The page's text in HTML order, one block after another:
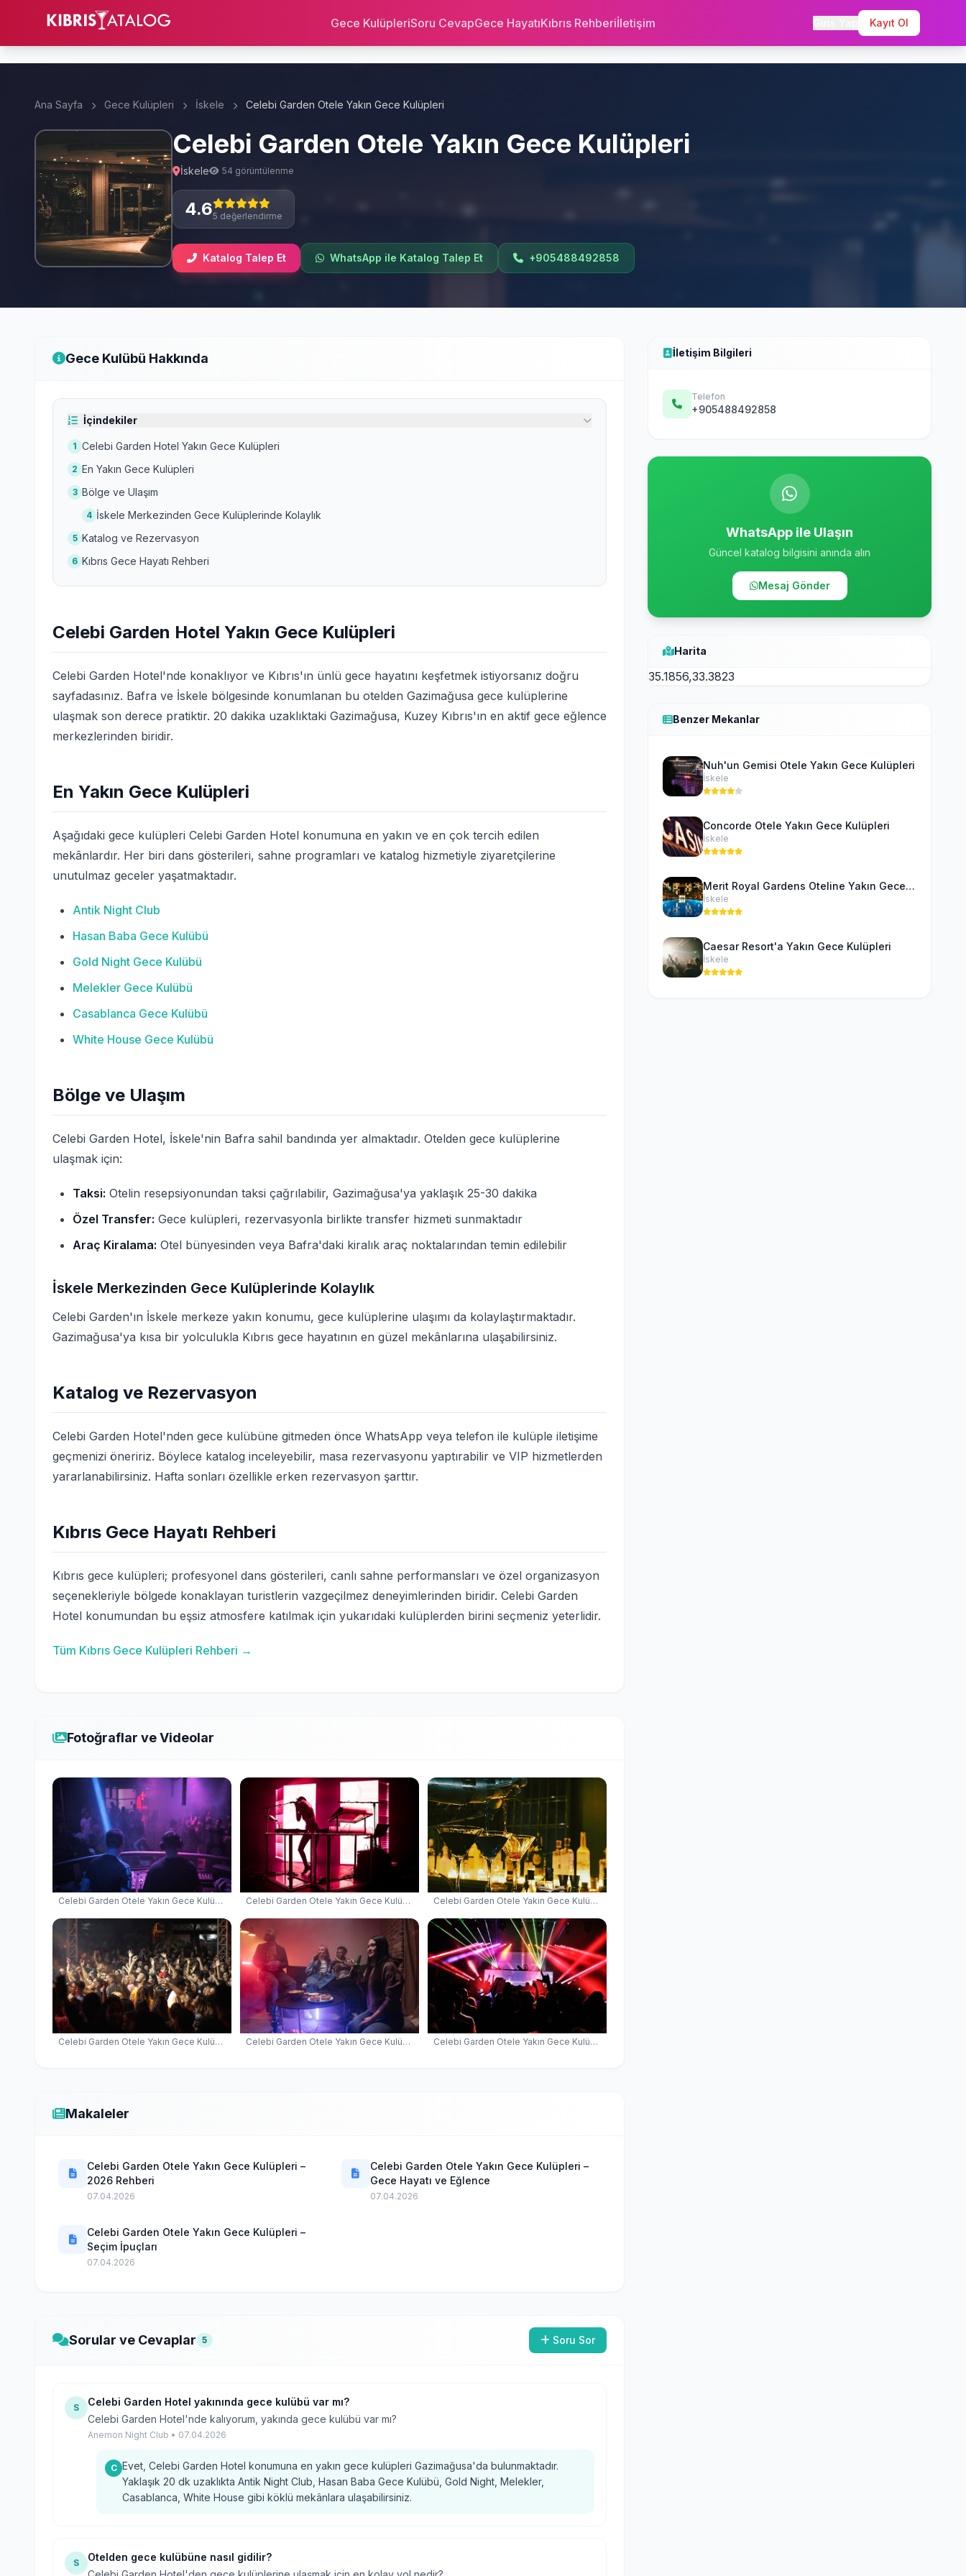
Gece KulüpleriSoru CevapGece HayatıKıbrıs Rehberiİletişim Kayıt Ol
Ana Sayfa Gece Kulüpleri İskele Celebi Garden Otele Yakın Gece Kulüpleri
Celebi Garden Otele Yakın Gece Kulüpleri
İskele 54 görüntülenme
4.65 değerlendirme
Katalog Talep Et WhatsApp ile Katalog Talep Et +905488492858
Gece Kulübü Hakkında
İçindekiler
1 Celebi Garden Hotel Yakın Gece Kulüpleri
2 En Yakın Gece Kulüpleri
3 Bölge ve Ulaşım
4 İskele Merkezinden Gece Kulüplerinde Kolaylık
5 Katalog ve Rezervasyon
6 Kıbrıs Gece Hayatı Rehberi
Celebi Garden Hotel Yakın Gece Kulüpleri
Celebi Garden Hotel'nde konaklıyor ve Kıbrıs'ın ünlü gece hayatını keşfetmek istiyorsanız doğru
sayfadasınız. Bafra ve İskele bölgesinde konumlanan bu otelden Gazimağusa gece kulüplerine
ulaşmak son derece pratiktir. 20 dakika uzaklıktaki Gazimağusa, Kuzey Kıbrıs'ın en aktif gece eğlence
merkezlerinden biridir.
En Yakın Gece Kulüpleri
Aşağıdaki gece kulüpleri Celebi Garden Hotel konumuna en yakın ve en çok tercih edilen
mekânlardır. Her biri dans gösterileri, sahne programları ve katalog hizmetiyle ziyaretçilerine
unutulmaz geceler yaşatmaktadır.
Antik Night Club
Hasan Baba Gece Kulübü
Gold Night Gece Kulübü
Melekler Gece Kulübü
Casablanca Gece Kulübü
White House Gece Kulübü
Bölge ve Ulaşım
Celebi Garden Hotel, İskele'nin Bafra sahil bandında yer almaktadır. Otelden gece kulüplerine
ulaşmak için:
Taksi: Otelin resepsiyonundan taksi çağrılabilir, Gazimağusa'ya yaklaşık 25-30 dakika
Özel Transfer: Gece kulüpleri, rezervasyonla birlikte transfer hizmeti sunmaktadır
Araç Kiralama: Otel bünyesinden veya Bafra'daki kiralık araç noktalarından temin edilebilir
İskele Merkezinden Gece Kulüplerinde Kolaylık
Celebi Garden'ın İskele merkeze yakın konumu, gece kulüplerine ulaşımı da kolaylaştırmaktadır.
Gazimağusa'ya kısa bir yolculukla Kıbrıs gece hayatının en güzel mekânlarına ulaşabilirsiniz.
Katalog ve Rezervasyon
Celebi Garden Hotel'nden gece kulübüne gitmeden önce WhatsApp veya telefon ile kulüple iletişime
geçmenizi öneririz. Böylece katalog inceleyebilir, masa rezervasyonu yaptırabilir ve VIP hizmetlerden
yararlanabilirsiniz. Hafta sonları özellikle erken rezervasyon şarttır.
Kıbrıs Gece Hayatı Rehberi
Kıbrıs gece kulüpleri; profesyonel dans gösterileri, canlı sahne performansları ve özel organizasyon
seçenekleriyle bölgede konaklayan turistlerin vazgeçilmez deneyimlerinden biridir. Celebi Garden
Hotel konumundan bu eşsiz atmosfere katılmak için yukarıdaki kulüplerden birini seçmeniz yeterlidir.
Tüm Kıbrıs Gece Kulüpleri Rehberi →
Fotoğraflar ve Videolar
Celebi Garden Otele Yakın Gece Kulüpleri — İskele Gece Kulübü Celebi Garden Otele Yakın Gece Kulüpleri — İskele Gece Kulübü Celebi Garden Otele Yakın Gece Kulüpleri — İskele Gece Kulübü
Celebi Garden Otele Yakın Gece Kulüpleri — İskele Gece Kulübü Celebi Garden Otele Yakın Gece Kulüpleri — İskele Gece Kulübü Celebi Garden Otele Yakın Gece Kulüpleri — İskele Gece Kulübü
Makaleler
Celebi Garden Otele Yakın Gece Kulüpleri –
2026 Rehberi
07.04.2026
Celebi Garden Otele Yakın Gece Kulüpleri –
Gece Hayatı ve Eğlence
07.04.2026
Celebi Garden Otele Yakın Gece Kulüpleri –
Seçim İpuçları
07.04.2026
Sorular ve Cevaplar 5 Soru Sor
S
Celebi Garden Hotel yakınında gece kulübü var mı?
Celebi Garden Hotel'nde kalıyorum, yakında gece kulübü var mı?
Anemon Night Club • 07.04.2026
C Evet, Celebi Garden Hotel konumuna en yakın gece kulüpleri Gazimağusa'da bulunmaktadır.
Yaklaşık 20 dk uzaklıkta Antik Night Club, Hasan Baba Gece Kulübü, Gold Night, Melekler,
Casablanca, White House gibi köklü mekânlara ulaşabilirsiniz.
S
Otelden gece kulübüne nasıl gidilir?
İletişim Bilgileri
Telefon
+905488492858
WhatsApp ile Ulaşın
Güncel katalog bilgisini anında alın
Mesaj Gönder
Harita
35.1856,33.3823
Benzer Mekanlar
Nuh'un Gemisi Otele Yakın Gece Kulüpleri
İskele
Concorde Otele Yakın Gece Kulüpleri
İskele
Merit Royal Gardens Oteline Yakın Gece Kulüpleri
İskele
Caesar Resort'a Yakın Gece Kulüpleri
İskele